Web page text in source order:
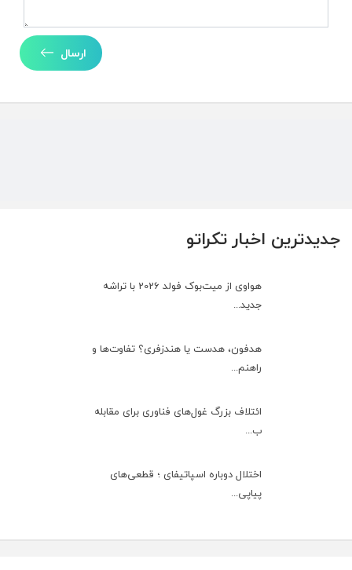
جدیدترین اخبار تکراتو
هواوی از میت‌بوک فولد 2026 با تراشه
جدید...
هدفون، هدست یا هندزفری؟ تفاوت‌ها و
راهنم...
ائتلاف بزرگ غول‌های فناوری برای مقابله
ب...
اختلال دوباره اسپاتیفای ؛ قطعی‌های
پیاپی...
ارسال